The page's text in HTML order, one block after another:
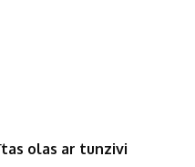
olas ar tunzivi